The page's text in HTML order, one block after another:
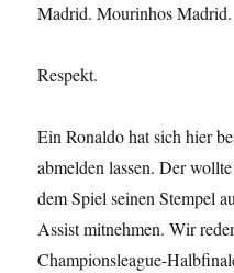
Madrid. Mourinhos Madrid.
Respekt.
Ein Ronaldo hat sich hier
abmelden lassen. Der
dem Spiel seinen Stempel
Assist mitnehmen. Wir
Championsleague-